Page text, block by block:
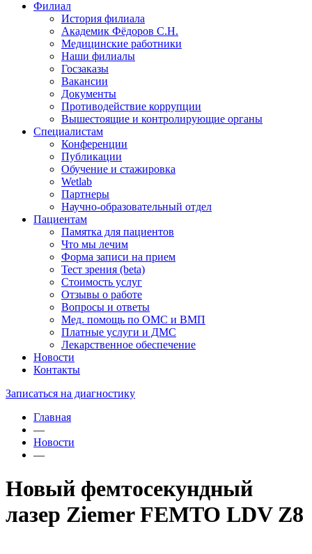
Филиал
История филиала
Академик Фёдоров С.Н.
Медицинские работники
Наши филиалы
Госзаказы
Вакансии
Документы
Противодействие коррупции
Вышестоящие и контролирующие органы
Специалистам
Конференции
Публикации
Обучение и стажировка
Wetlab
Партнеры
Научно-образовательный отдел
Пациентам
Памятка для пациентов
Что мы лечим
Форма записи на прием
Тест зрения (beta)
Стоимость услуг
Отзывы о работе
Вопросы и ответы
Мед. помощь по ОМС и ВМП
Платные услуги и ДМС
Лекарственное обеспечение
Новости
Контакты
Записаться на диагностику
Главная
—
Новости
—
Новый фемтосекундный
лазер Ziemer FEMTO LDV Z8